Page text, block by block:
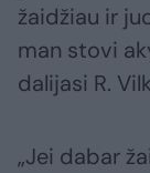
žaidžiau ir
man stovi
dalijasi R.
„Jei dabar